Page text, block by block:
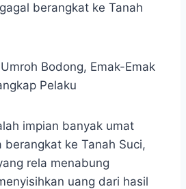
berangkat ke Tanah
impian banyak umat
berangkat ke Tanah Suci,
rela menabung
uang dari hasil